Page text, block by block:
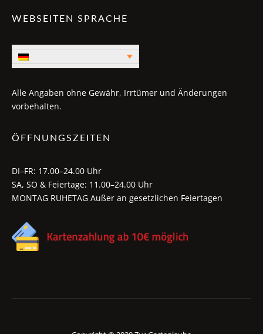
WEBSEITEN SPRACHE
Alle Angaben ohne Gewähr, Irrtümer und Änderungen
vorbehalten.
ÖFFNUNGSZEITEN
DI–FR: 17.00–24.00 Uhr
SA, SO & Feiertage: 11.00–24.00 Uhr
MONTAG RUHETAG Außer an gesetzlichen Feiertagen